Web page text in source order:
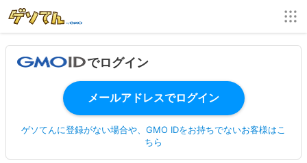
でログイン
ゲソてんに登録がない場合や、GMO IDをお持ちでないお客様はこ
ちら